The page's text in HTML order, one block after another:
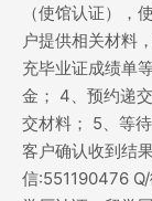
（使馆认证），
户提供相关材料
充毕业证成绩单
金； 4、预约递
交材料； 5、等
客户确认收到结
信:551190476